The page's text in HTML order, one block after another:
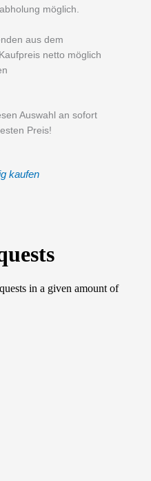
möglich.
aus dem
netto möglich
Auswahl an sofort
Preis!
kaufen